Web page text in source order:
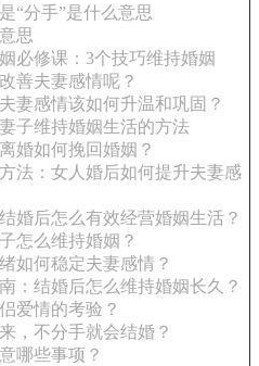
“分手”是什么意思
思
必修课：3个技巧维持婚姻
善夫妻感情呢？
妻感情该如何升温和巩固？
子维持婚姻生活的方法
婚如何挽回婚姻？
法：女人婚后如何提升夫妻感
婚后怎么有效经营婚姻生活？
怎么维持婚姻？
如何稳定夫妻感情？
：结婚后怎么维持婚姻长久？
爱情的考验？
，不分手就会结婚？
哪些事项？